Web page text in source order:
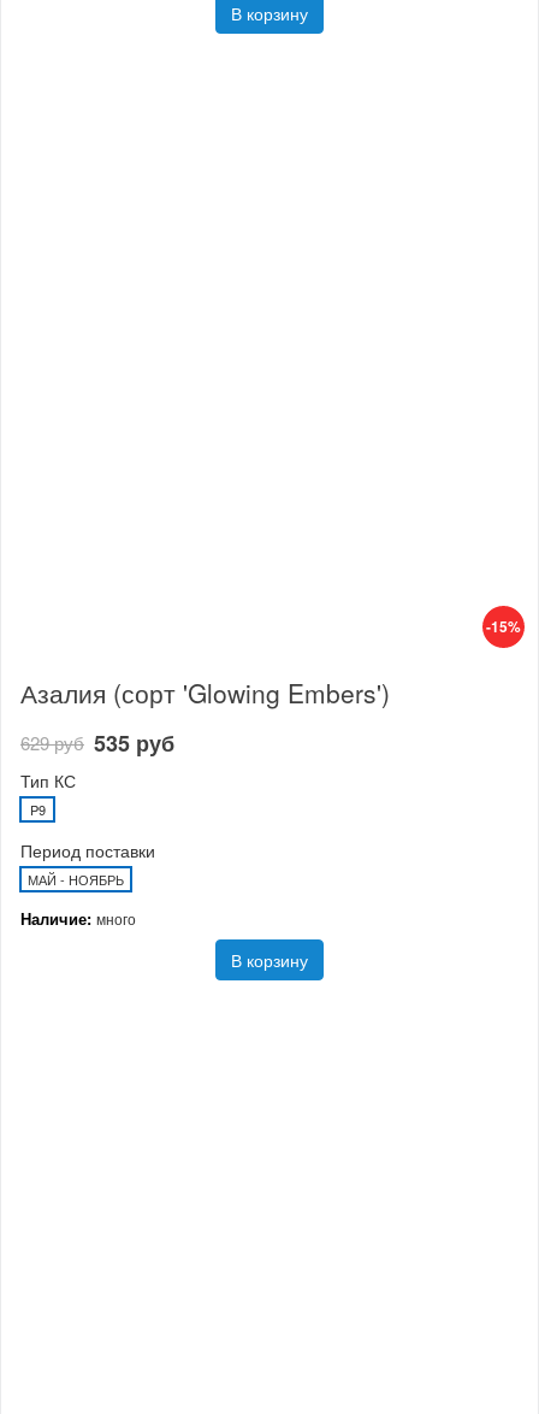
В корзину
-15%
Азалия (сорт 'Glowing Embers')
629 руб 535 руб
Тип КС
P9
Период поставки
МАЙ - НОЯБРЬ
Наличие: много
В корзину